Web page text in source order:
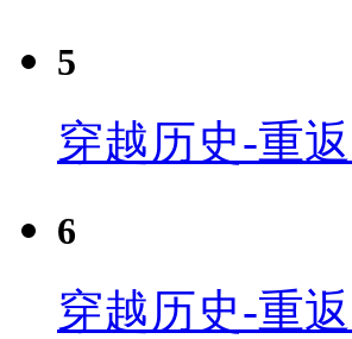
5
穿越历史-重
6
穿越历史-重